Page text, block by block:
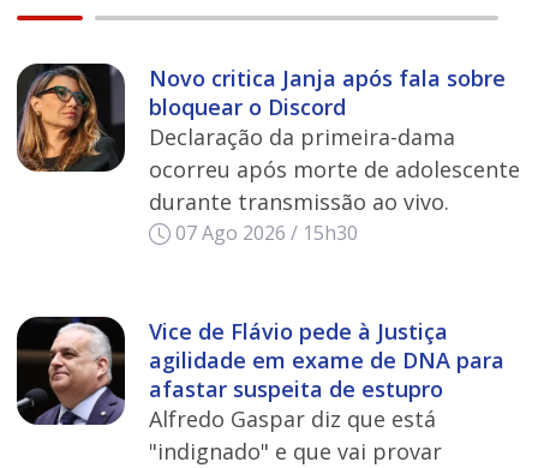
Novo critica Janja após fala sobre
bloquear o Discord
Declaração da primeira-dama
ocorreu após morte de adolescente
durante transmissão ao vivo.
07 Ago 2026 / 15h30
Vice de Flávio pede à Justiça
agilidade em exame de DNA para
afastar suspeita de estupro
Alfredo Gaspar diz que está
"indignado" e que vai provar